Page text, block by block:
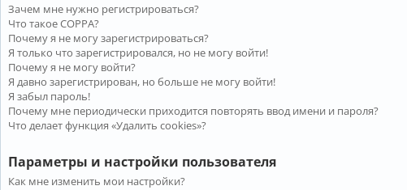
Зачем мне нужно регистрироваться?
Что такое COPPA?
Почему я не могу зарегистрироваться?
Я только что зарегистрировался, но не могу войти!
Почему я не могу войти?
Я давно зарегистрирован, но больше не могу войти!
Я забыл пароль!
Почему мне периодически приходится повторять ввод имени и пароля?
Что делает функция «Удалить cookies»?
Параметры и настройки пользователя
Как мне изменить мои настройки?